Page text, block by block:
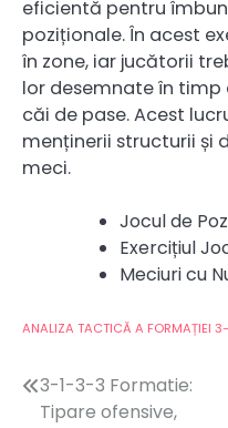
eficientă pentru
poziționale. În acest
în zone, iar jucătorii
lor desemnate în timp
căi de pase. Acest
menținerii structurii și
meci.
Jocul de
Exercițiul
Meciuri cu
ANALIZA TACTICĂ A FORMAȚIEI
Post
3-1-3-3 Formatie:
Tipare ofensive,